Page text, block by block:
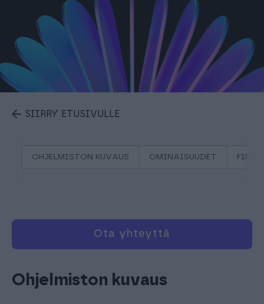
SIIRRY ETUSIVULLE
OHJELMISTON KUVAUS OMINAISUUDET
Ota yhteyttä
Ohjelmiston kuvaus